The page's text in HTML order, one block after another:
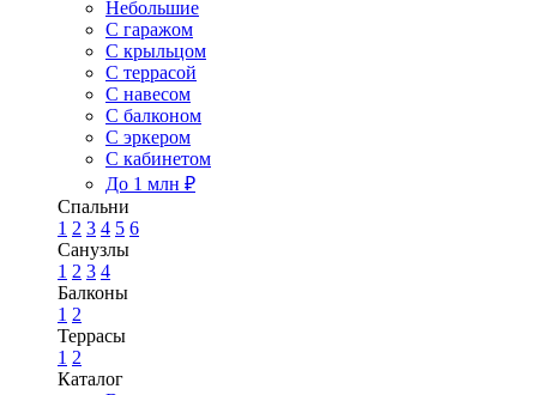
Небольшие
С гаражом
С крыльцом
С террасой
С навесом
С балконом
С эркером
С кабинетом
До 1 млн ₽
Спальни
1 2 3 4 5 6
Санузлы
1 2 3 4
Балконы
1 2
Террасы
1 2
Каталог